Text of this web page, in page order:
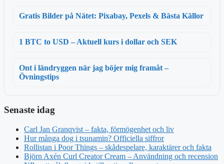
Gratis Bilder på Nätet: Pixabay, Pexels & Bästa Källor
1 BTC to USD – Aktuell kurs i dollar och SEK
Ont i ländryggen när jag böjer mig framåt –
Övningstips
Senaste idag
Carl Jan Granqvist – fakta, förmögenhet och liv
Hur många dog i tsunamin? Officiella siffror
Rollistan i Poor Things – skådespelare, karaktärer och fakta
Björn Axén Curl Creator Cream – Användning och recension